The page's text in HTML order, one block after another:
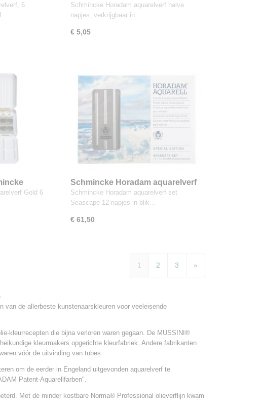
6
halve napjes
Schmincke Horadam aquarelverf halve
napjes, verkrijgbaar in…
€ 5,05
Gold 6Gold 6
Schmincke Horadam aquarelverf
set Seascape 12 napjes in blik
Schmincke Horadam aquarelverf set
Seascape 12 napjes in blik…
€ 61,50
1 2 3 »
van de allerbeste kunstenaarskleuren voor veeleisende
kleurrecepten die bijna verloren waren gegaan. De MUSSINI®
kleurmakers opgerichte kleurfabriek. Andere fabrikanten
vóór de uitvinding van tubes.
om de eerder in Engeland uitgevonden aquarelverf te
Patent-Aquarellfarben".
Met de minder kostbare Norma® Professional olieverflijn kwam